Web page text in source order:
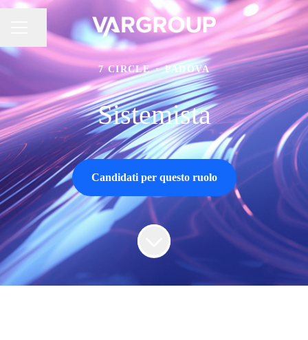
MENU CARRIERA
Condividi la pagina
7 CIRCLE · PADOVA
Sistemista
Candidati per questo ruolo